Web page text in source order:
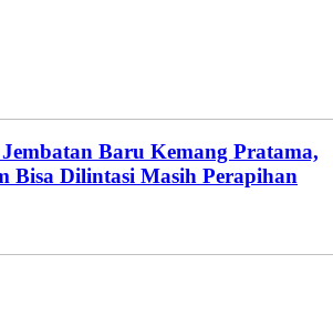
Baru Kemang Pratama,
Bisa Dilintasi Masih Perapihan